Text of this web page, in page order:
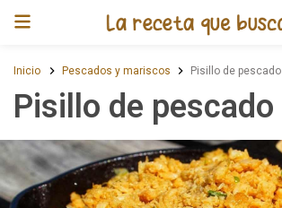
Inicio Pescados y mariscos Pisillo de pescado
Pisillo de pescado